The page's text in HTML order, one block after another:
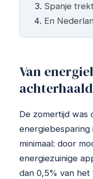
Spanje
En
Van
De zomertijd was
minimaal: door
energiezuinige
dan 0,5% van